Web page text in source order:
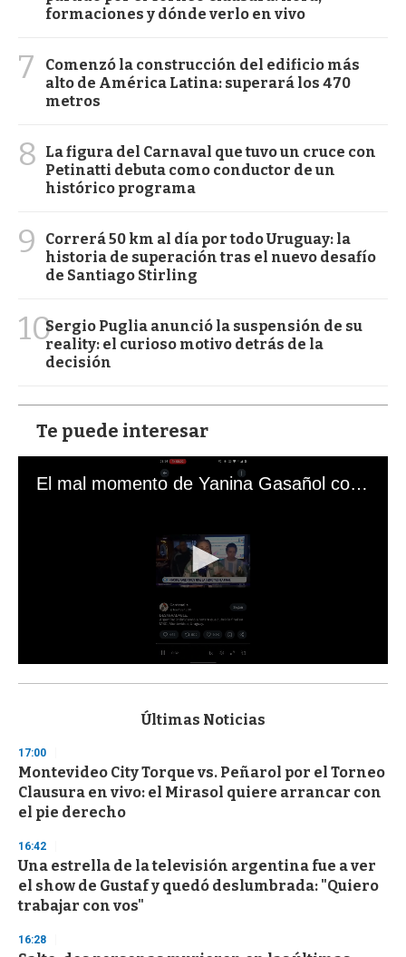
formaciones y dónde verlo en vivo
7
Comenzó la construcción del edificio más
alto de América Latina: superará los 470
metros
8
La figura del Carnaval que tuvo un cruce con
Petinatti debuta como conductor de un
histórico programa
9
Correrá 50 km al día por todo Uruguay: la
historia de superación tras el nuevo desafío
de Santiago Stirling
10Sergio Puglia anunció la suspensión de su
reality: el curioso motivo detrás de la
decisión
Te puede interesar
El mal momento de Yanina Gasañol con un hincha argentino en "Subrayado"
s
d
s
o
f
3
s
e
c
o
n
Últimas Noticias
17:00
Montevideo City Torque vs. Peñarol por el Torneo
Clausura en vivo: el Mirasol quiere arrancar con
el pie derecho
16:42
Una estrella de la televisión argentina fue a ver
el show de Gustaf y quedó deslumbrada: "Quiero
trabajar con vos"
16:28